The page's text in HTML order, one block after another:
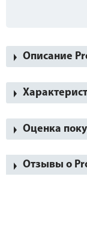
Описание
Оценка
Отзывы о